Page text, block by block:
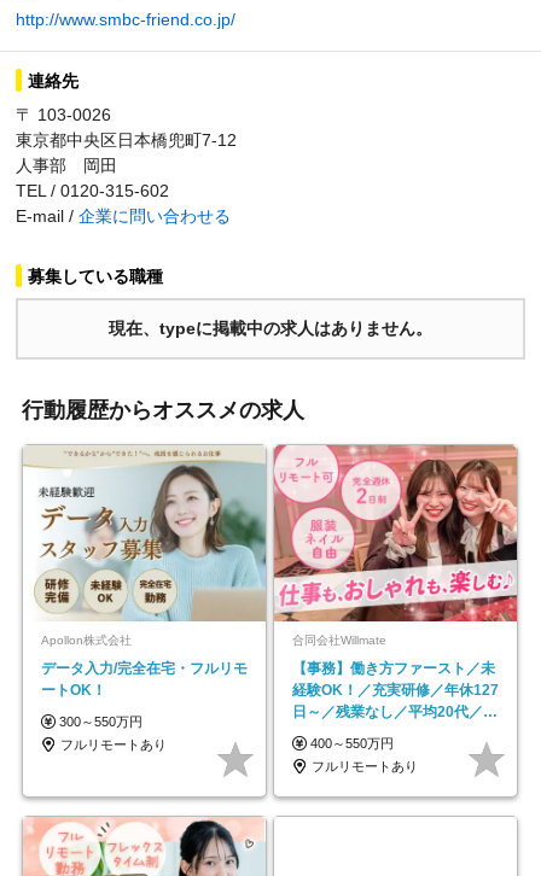
http://www.smbc-friend.co.jp/
連絡先
〒 103-0026
東京都中央区日本橋兜町7-12
人事部 岡田
TEL / 0120-315-602
E-mail / 企業に問い合わせる
募集している職種
現在、typeに掲載中の求人はありません。
行動履歴からオススメの求人
Apollon株式会社
データ入力/完全在宅・フルリモ
ートOK！
300～550万円
フルリモートあり
合同会社Willmate
【事務】働き方ファースト／未
経験OK！／充実研修／年休127
日～／残業なし／平均20代／リ
モートOK
400～550万円
フルリモートあり